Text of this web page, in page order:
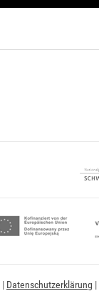
| Datenschutzerklärung |